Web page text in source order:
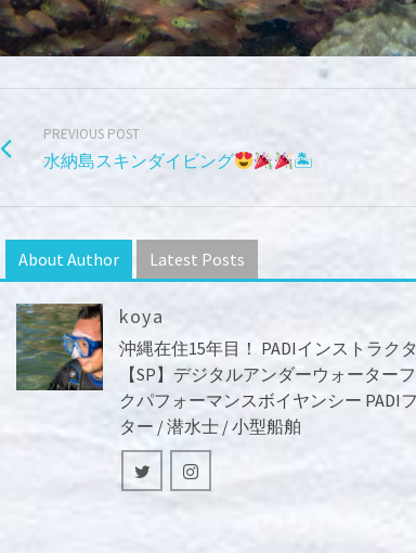
PREVIOUS POST
水納島スキンダイビング 🏝
About Author Latest Posts
koya
沖縄在住15年目！ PADIインストラク
【SP】デジタルアンダーウォータ
クパフォーマンスボイヤンシー PADI
ター / 潜水士 / 小型船舶